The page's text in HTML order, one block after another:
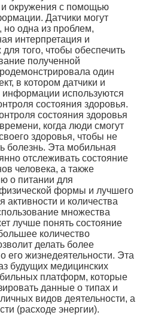
и окружения с помощью
Датчики могут
но одна из проблем,
интерпретация и
того, чтобы обеспечить
полученной
один
в котором датчики и
информации используются
состояния здоровья.
состояния здоровья
когда люди смогут
здоровья, чтобы не
болезнь. Эта мобильная
отслеживать состояние
человека, а также
о питании для
формы и лучшего
активности и количества
множества
лучше понять состояние
количество
делать более
жизнедеятельности. Эта
будущих медицинских
платформ, которые
данные о типах и
видов деятельности, а
(расходе энергии).